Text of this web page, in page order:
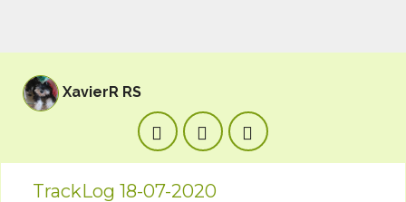
XavierR RS
TrackLog 18-07-2020